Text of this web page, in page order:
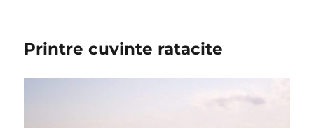
Printre cuvinte ratacite